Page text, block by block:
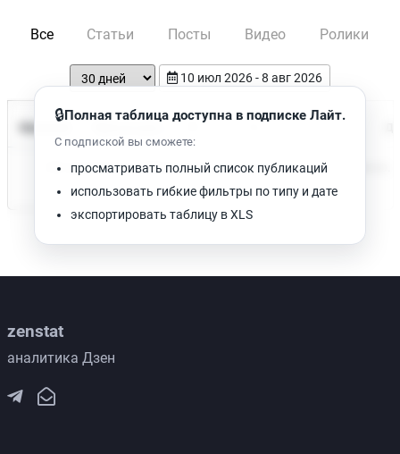
Все Статьи Посты Видео Ролики
10 июл 2026 - 8 авг 2026
Время чтения
Нет доступных публикаций. Попробуйте изменить фильтр.
🔒Полная таблица доступна в подписке Лайт.
С подпиской вы сможете:
просматривать полный список публикаций
использовать гибкие фильтры по типу и дате
экспортировать таблицу в XLS
zenstat
аналитика Дзен